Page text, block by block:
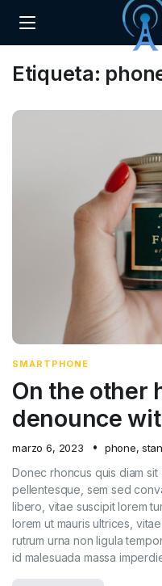
Etiqueta:
SMARTPHONE
On the other
denounce
marzo 6, 2023 phone,
Donec rhoncus quis diam sit
pellentesque, sem sed
libero, vitae suscipit lorem
lorem ut mauris ultrices,
rutrum urna non ligula
id malesuada massa